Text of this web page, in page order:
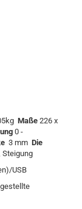
Maße 226 x
0 -
3 mm Die
Steigung
USB